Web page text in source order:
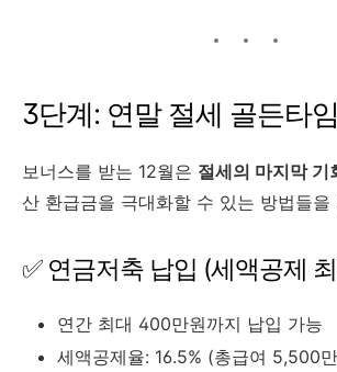
3단계: 연말 절세 골든타
보너스를 받는 12월은 절세의 마지막 기
산 환급금을 극대화할 수 있는 방법들을
✅ 연금저축 납입 (세액공제
연간 최대 400만원까지 납입 가능
세액공제율: 16.5% (총급여 5,500